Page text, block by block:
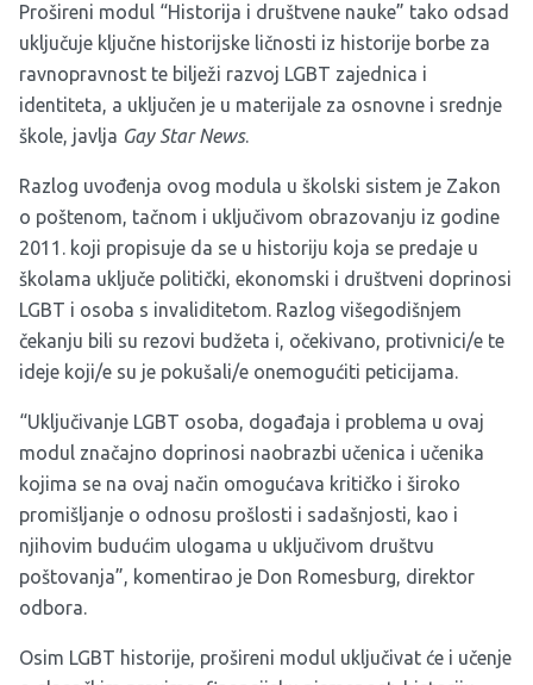
Prošireni modul “Historija i društvene nauke” tako odsad
uključuje ključne historijske ličnosti iz historije borbe za
ravnopravnost te bilježi razvoj LGBT zajednica i
identiteta, a uključen je u materijale za osnovne i srednje
škole, javlja Gay Star News.
Razlog uvođenja ovog modula u školski sistem je Zakon
o poštenom, tačnom i uključivom obrazovanju iz godine
2011. koji propisuje da se u historiju koja se predaje u
školama uključe politički, ekonomski i društveni doprinosi
LGBT i osoba s invaliditetom. Razlog višegodišnjem
čekanju bili su rezovi budžeta i, očekivano, protivnici/e te
ideje koji/e su je pokušali/e onemogućiti peticijama.
“Uključivanje LGBT osoba, događaja i problema u ovaj
modul značajno doprinosi naobrazbi učenica i učenika
kojima se na ovaj način omogućava kritičko i široko
promišljanje o odnosu prošlosti i sadašnjosti, kao i
njihovim budućim ulogama u uključivom društvu
poštovanja”, komentirao je Don Romesburg, direktor
odbora.
Osim LGBT historije, prošireni modul uključivat će i učenje